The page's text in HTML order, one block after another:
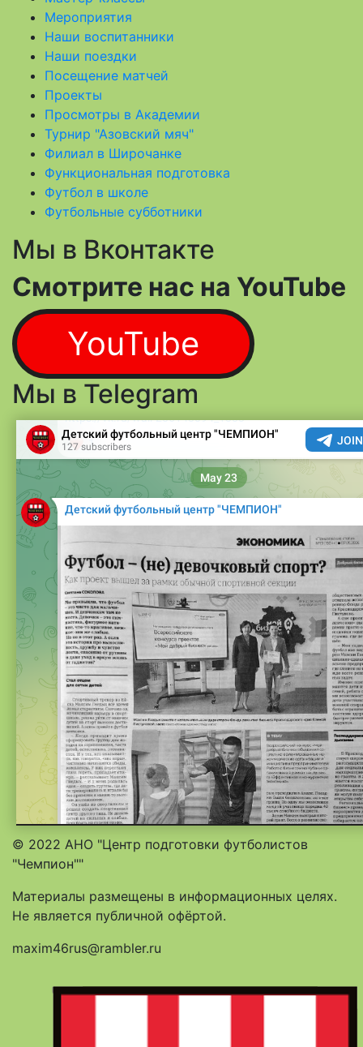
Мероприятия
Наши воспитанники
Наши поездки
Посещение матчей
Проекты
Просмотры в Академии
Турнир "Азовский мяч"
Филиал в Широчанке
Функциональная подготовка
Футбол в школе
Футбольные субботники
Мы в Вконтакте
Смотрите нас на YouTube
YouTube
Мы в Telegram
© 2022 АНО "Центр подготовки футболистов
"Чемпион""
Материалы размещены в информационных целях.
Не является публичной офёртой.
maxim46rus@rambler.ru